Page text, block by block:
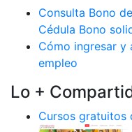
Consulta Bono
Cédula Bono
Cómo ingresar y
empleo
Lo +
Cursos gratuitos